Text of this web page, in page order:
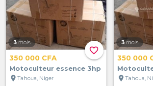
favorite_border
3 mois
350 000 CFA
Motoculteur essence 3hp
location_on Tahoua, Niger
3 mois
350 000
location_on Tahoua,